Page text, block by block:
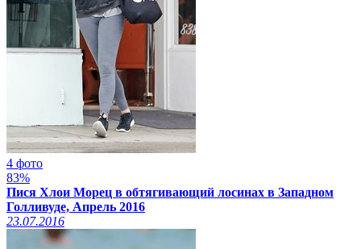
4 фото
83%
Пися Хлои Морец в обтягивающий лосинах в Западном
Голливуде, Апрель 2016
23.07.2016